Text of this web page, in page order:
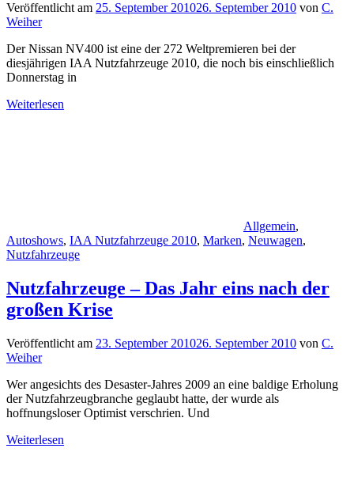
Veröffentlicht am 25. September 201026. September 2010 von C.
Weiher
Der Nissan NV400 ist eine der 272 Weltpremieren bei der
diesjährigen IAA Nutzfahrzeuge 2010, die noch bis einschließlich
Donnerstag in
Weiterlesen
Allgemein,
Autoshows, IAA Nutzfahrzeuge 2010, Marken, Neuwagen,
Nutzfahrzeuge
Nutzfahrzeuge – Das Jahr eins nach der
großen Krise
Veröffentlicht am 23. September 201026. September 2010 von C.
Weiher
Wer angesichts des Desaster-Jahres 2009 an eine baldige Erholung
der Nutzfahrzeugbranche geglaubt hatte, der wurde als
hoffnungsloser Optimist verschrien. Und
Weiterlesen